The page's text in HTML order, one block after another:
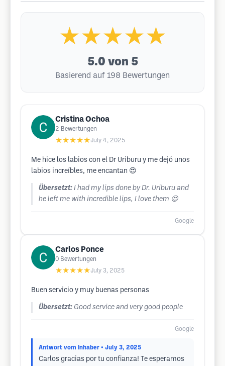
★★★★★
5.0 von 5
Basierend auf 198 Bewertungen
Cristina Ochoa
2 Bewertungen
★★★★★July 4, 2025
Me hice los labios con el Dr Uriburu y me dejó unos
labios increíbles, me encantan 😍
Übersetzt: I had my lips done by Dr. Uriburu and
he left me with incredible lips, I love them 😍
Google
Carlos Ponce
0 Bewertungen
★★★★★July 3, 2025
Buen servicio y muy buenas personas
Übersetzt: Good service and very good people
Google
Antwort vom Inhaber • July 3, 2025
Carlos gracias por tu confianza! Te esperamos